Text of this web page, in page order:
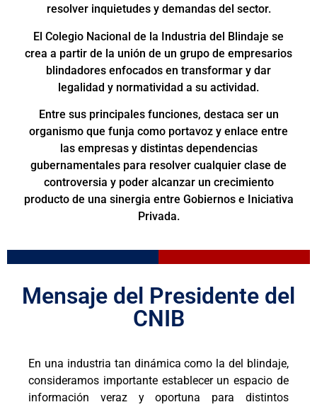
resolver inquietudes y demandas del sector.
El Colegio Nacional de la Industria del Blindaje se
crea a partir de la unión de un grupo de empresarios
blindadores enfocados en transformar y dar
legalidad y normatividad a su actividad.
Entre sus principales funciones, destaca ser un
organismo que funja como portavoz y enlace entre
las empresas y distintas dependencias
gubernamentales para resolver cualquier clase de
controversia y poder alcanzar un crecimiento
producto de una sinergia entre Gobiernos e Iniciativa
Privada.
Mensaje del Presidente del
CNIB
En una industria tan dinámica como la del blindaje,
consideramos importante establecer un espacio de
información veraz y oportuna para distintos